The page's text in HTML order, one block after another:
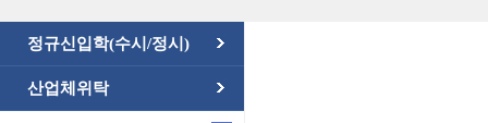
정규신입학(수시/정시)
산업체위탁